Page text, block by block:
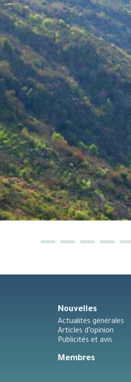
Nouvelles
Actualités générales
Articles d’opinion
Publicités et avis
Membres